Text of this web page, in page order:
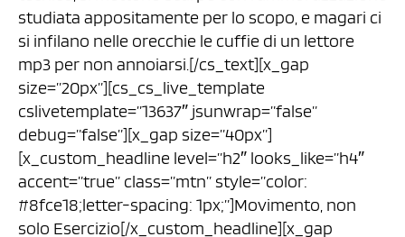
studiata appositamente per lo scopo, e magari ci
si infilano nelle orecchie le cuffie di un lettore
mp3 per non annoiarsi.[/cs_text][x_gap
size=”20px”][cs_cs_live_template
cslivetemplate=”13637″ jsunwrap=”false”
debug=”false”][x_gap size=”40px”]
[x_custom_headline level=”h2″ looks_like=”h4″
accent=”true” class=”mtn” style=”color:
#8fce18;letter-spacing: 1px;”]Movimento, non
solo Esercizio[/x_custom_headline][x_gap